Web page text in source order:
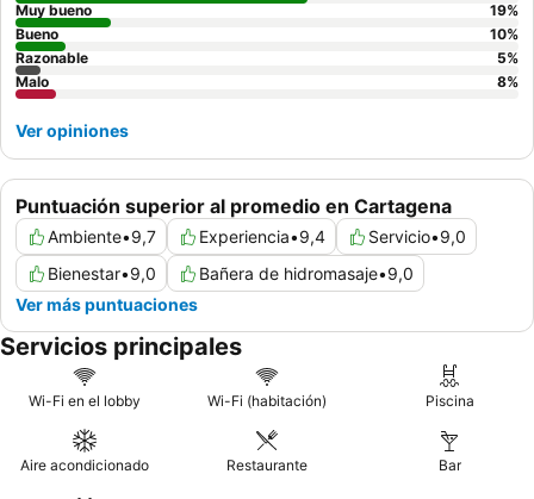
Puntuación superior al promedio en Cartagena
Ambiente•9,7 Experiencia•9,4 Servicio•9,0
Bienestar•9,0 Bañera de hidromasaje•9,0
Ver más puntuaciones
Muy bueno
19%
Bueno
10%
Razonable
5%
Malo
8%
Ver opiniones
Servicios principales
Wi-Fi en el lobby Wi-Fi (habitación) Piscina
Aire acondicionado Restaurante Bar